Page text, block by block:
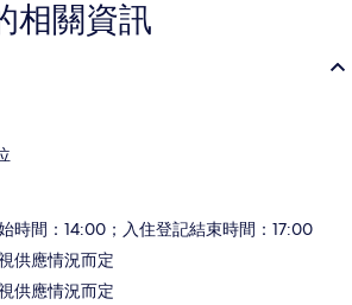
相關資訊
時間：14:00；入住登記結束時間：17:00
供應情況而定
供應情況而定